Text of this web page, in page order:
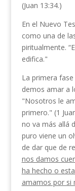
(Juan 13:34.)
En el Nuevo
como una de
piritualmente.
edifica."
La primera
demos amar a
"Nosotros le
primero." (1
no va más allá
puro viene un
de dar que de
nos damos
ha hecho o
amamos por si